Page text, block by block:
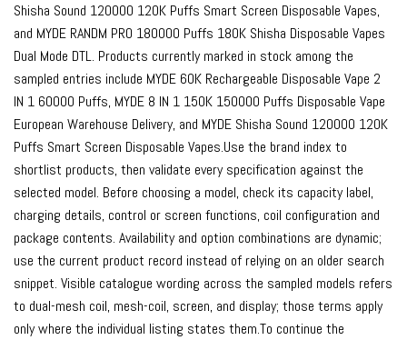
Shisha Sound 120000 120K Puffs Smart Screen Disposable Vapes,
and MYDE RANDM PRO 180000 Puffs 180K Shisha Disposable Vapes
Dual Mode DTL. Products currently marked in stock among the
sampled entries include MYDE 60K Rechargeable Disposable Vape 2
IN 1 60000 Puffs, MYDE 8 IN 1 150K 150000 Puffs Disposable Vape
European Warehouse Delivery, and MYDE Shisha Sound 120000 120K
Puffs Smart Screen Disposable Vapes.Use the brand index to
shortlist products, then validate every specification against the
selected model. Before choosing a model, check its capacity label,
charging details, control or screen functions, coil configuration and
package contents. Availability and option combinations are dynamic;
use the current product record instead of relying on an older search
snippet. Visible catalogue wording across the sampled models refers
to dual-mesh coil, mesh-coil, screen, and display; those terms apply
only where the individual listing states them.To continue the